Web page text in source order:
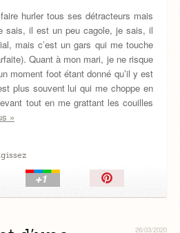
hurler tous ses détracteurs mais
sais, il est un peu cagole, je sais, il
mais c’est un gars qui me touche
Quant à mon mari, je ne risque
moment foot étant donné qu’il y est
plus souvent lui qui me choppe en
tout en me grattant les couilles
»
Épingler!
26/03/2020